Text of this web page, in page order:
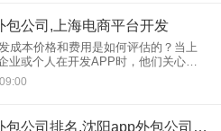
包公司,上海电商平台开发
成本价格和费用是如何评估的？当上
业或个人在开发APP时，他们关心的
开发应用到APP的成本。“开发的一款
，外包，的app定价是多少，外
上海app外包公司排名,沈阳app外包公司哪家好